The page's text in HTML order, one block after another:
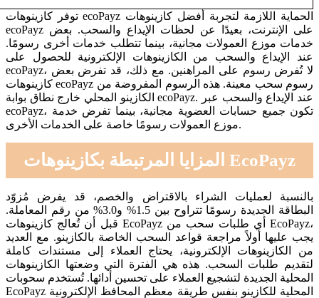
توفر كازينوهات ecoPayz الحماية اللازمة لتجربة أفضل كازينوهات
ecoPayz على الإنترنت، بعيدًا عن لحظات الإيداع والسحب. بعض
خدمات موزع العمولات مجانية، بينما تتطلب خدمات أخرى رسومًا.
عند الإيداع والسحب من الكازينوهات الإلكترونية للحصول على
ecoPayz، لا تُفرض رسوم على المراهنين. مع ذلك، قد تفرض بعض
كازينوهات ecoPayz رسوم سحب معينة. هذه الرسوم المفروضة من
الكازينو المحلي خارج نطاق بوابة ecoPayz. عند الإيداع والسحب عبر
ecoPayz، تكون جميع حسابات العضوية مجانية، بينما تفرض خدمة
موزع العمولات رسومًا خاصة على الخدمات الأخرى.
المزايا المرتبطة بكازينوهات EcoPayz
بالنسبة لعمليات الشراء بالاقتراض والخصم، قد يفرض مُزوّد
البطاقة الجديدة رسومًا تتراوح بين 1.5% و3.0% من رقم المعاملة.
قبل أن تُعالج كازينوهات EcoPayz أي طلبات سحب من EcoPayz،
يجب عليها أولاً مراجعة قواعد السحب الخاصة بالكازينو. مع العديد
من الكازينوهات الإلكترونية، يحتاج العملاء إلى مستندات كاملة
لتقديم طلبات السحب. هذه هي الفترة التي وضعتها الكازينوهات
المحلية الجديدة لتشجيع العملاء على تحسين أدائها. تُستخدم سحوبات
EcoPayz المحلية للكازينو بنفس طريقة معظم المحافظ الإلكترونية